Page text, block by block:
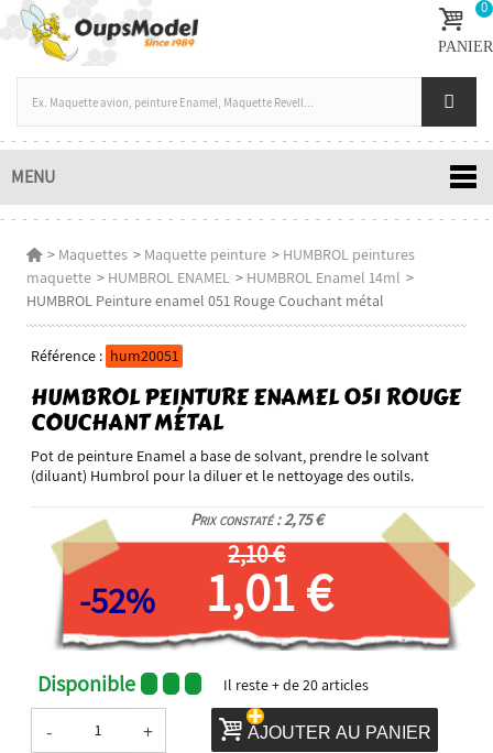
0
PANIER
MENU
> Maquettes > Maquette peinture > HUMBROL peintures
maquette > HUMBROL ENAMEL > HUMBROL Enamel 14ml >
HUMBROL Peinture enamel 051 Rouge Couchant métal
Référence : hum20051
HUMBROL PEINTURE ENAMEL 051 ROUGE
COUCHANT MÉTAL
Pot de peinture Enamel a base de solvant, prendre le solvant
(diluant) Humbrol pour la diluer et le nettoyage des outils.
Prix constaté : 2,75 €
2,10 €
1,01 €
-52%
Disponible Il reste+ de 20articles
- + AJOUTER AU PANIER